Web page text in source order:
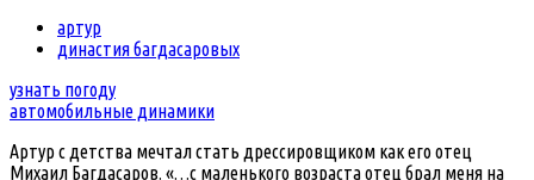
артур
династия багдасаровых
узнать погоду
автомобильные динамики
Артур с детства мечтал стать дрессировщиком как его отец
Михаил Багдасаров. «…с маленького возраста отец брал меня на